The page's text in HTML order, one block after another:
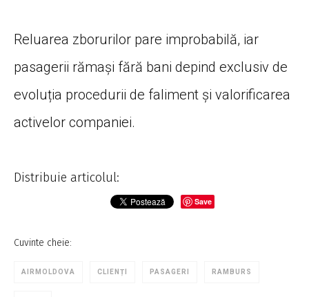
Reluarea zborurilor pare improbabilă, iar
pasagerii rămași fără bani depind exclusiv de
evoluția procedurii de faliment și valorificarea
activelor companiei.
Distribuie articolul:
Save
Cuvinte cheie:
AIRMOLDOVA CLIENȚI PASAGERI RAMBURS